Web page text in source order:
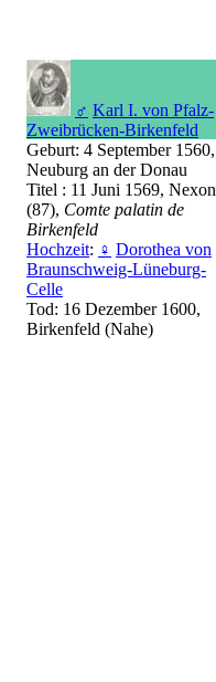
♂ Karl I. von Pfalz-
Zweibrücken-Birkenfeld
Geburt: 4 September 1560,
Neuburg an der Donau
Titel : 11 Juni 1569, Nexon
(87), Comte palatin de
Birkenfeld
Hochzeit: ♀ Dorothea von
Braunschweig-Lüneburg-
Celle
Tod: 16 Dezember 1600,
Birkenfeld (Nahe)